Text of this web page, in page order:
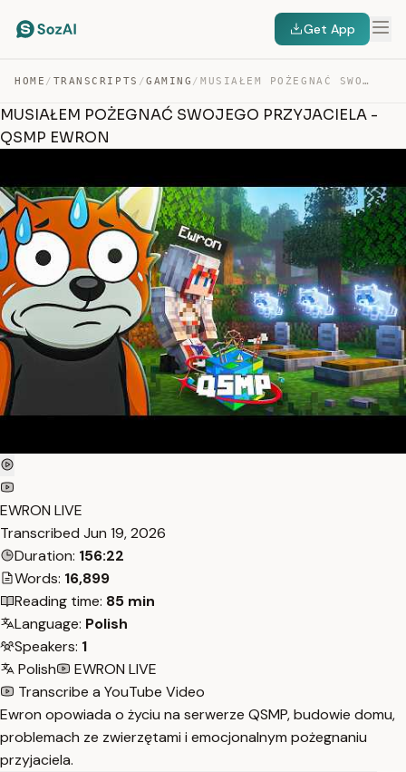
Get App
HOME / TRANSCRIPTS /GAMING / MUSIAŁEM POŻEGNAĆ SWOJEGO PRZYJACIELA – QSMP EWRON — TRANSCRIPT
MUSIAŁEM POŻEGNAĆ SWOJEGO PRZYJACIELA -
QSMP EWRON
EWRON LIVE
Transcribed Jun 19, 2026
Duration: 156:22
Words: 16,899
Reading time: 85 min
Language: Polish
Speakers: 1
Polish
EWRON LIVE
Transcribe a YouTube Video
Ewron opowiada o życiu na serwerze QSMP, budowie domu,
problemach ze zwierzętami i emocjonalnym pożegnaniu
przyjaciela.